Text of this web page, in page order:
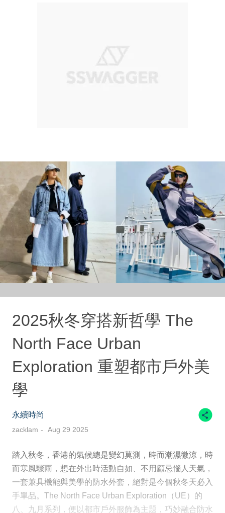
2025秋冬穿搭新哲學 The
North Face Urban
Exploration 重塑都市戶外美
學
永續時尚
zacklam Aug 29 2025
踏入秋冬，香港的氣候總是變幻莫測，時而潮濕微涼，時
而寒風驟雨，想在外出時活動自如、不用顧忌惱人天氣，
一套兼具機能與美學的防水外套，絕對是今個秋冬天必入
手單品。The North Face Urban Exploration（UE）的
八、九月系列，便以都市戶外服飾為主題，巧妙融合防水